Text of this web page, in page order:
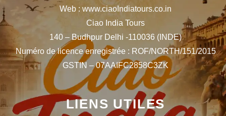
Web : www.ciaoIndiatours.co.in
Ciao India Tours
140 – Budhpur Delhi -110036 (INDE)
Numéro de licence enregistrée : ROF/NORTH/151/2015
GSTIN – 07AAIFC2858C3ZK
LIENS UTILES